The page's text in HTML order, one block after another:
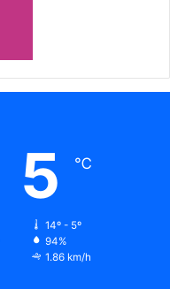
5 ℃
14º - 5º
94%
1.86 km/h